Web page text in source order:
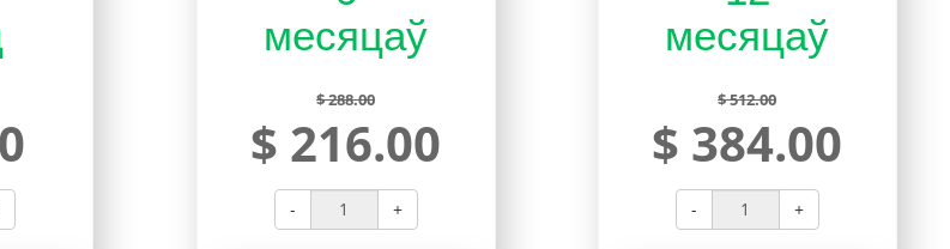
месяцаў
$ 288.00
$ 216.00
- +
месяцаў
$ 512.00
$ 384.00
- +